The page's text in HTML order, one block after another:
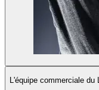
L'équipe commerciale